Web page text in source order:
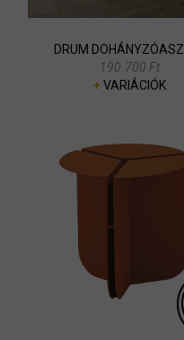
DRUM
190.700 Ft
+VARIÁCIÓK